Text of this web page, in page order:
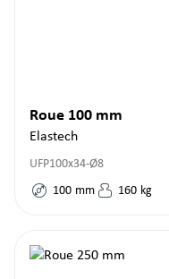
Roue 100 mm
Elastech
UFP100x34-Ø8
100 mm 160 kg